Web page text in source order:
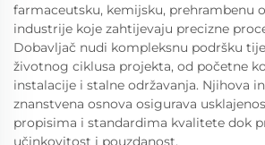
farmaceutsku, kemijsku, prehrambenu
industrije koje zahtijevaju precizne
Dobavljač nudi kompleksnu podršku
životnog ciklusa projekta, od početne
instalacije i stalne održavanja. Njihova
znanstvena osnova osigurava
propisima i standardima kvalitete dok
učinkovitost i pouzdanost.